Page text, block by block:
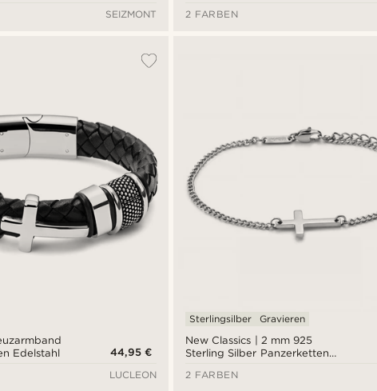
SEIZMONT
2 FARBEN
Edelstahl
44,95 €
LUCLEON
New Classics | 2 mm 925
Sterling Silber Panzerketten
Sterlingsilber Gravieren
2 FARBEN